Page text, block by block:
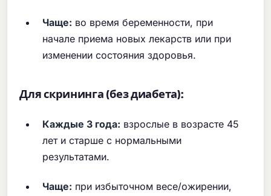
Чаще: во время беременности, при
начале приема новых лекарств или при
изменении состояния здоровья.
Для скрининга (без диабета):
Каждые 3 года: взрослые в возрасте 45
лет и старше с нормальными
результатами.
Чаще: при избыточном весе/ожирении,